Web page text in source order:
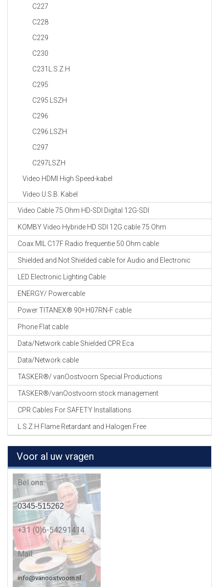
C227
C228
C229
C230
C231L.S.Z.H
C295
C295.LSZH
C296
C296.LSZH
C297
C297LSZH
Video HDMI High Speed-kabel
Video U.S.B. Kabel
Video Cable 75 Ohm HD-SDI Digital 12G-SDI
KOMBY Video Hybride HD SDI 12G cable 75 Ohm
Coax MIL C17F Radio frequentie 50 Ohm cable
Shielded and Not Shielded cable for Audio and Electronic
LED Electronic Lighting Cable
ENERGY/ Powercable
Power TITANEX® 90ᵒ H07RN-F cable
Phone Flat cable
Data/Network cable Shielded CPR Eca
Data/Network cable
TASKER®/ vanOostvoorn Special Productions
TASKER®/vanOostvoorn stock management
CPR Cables For SAFETY Installations
L.S.Z.H Flame Retardant and Halogen Free
Voor al uw vragen
Bel ons:
0345-515262
+31 (0)6-54291414
Mail:
info@vanoostvoorn.nl